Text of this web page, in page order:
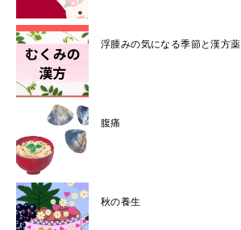
浮腫みの気になる季節と漢方薬
腹痛
秋の養生